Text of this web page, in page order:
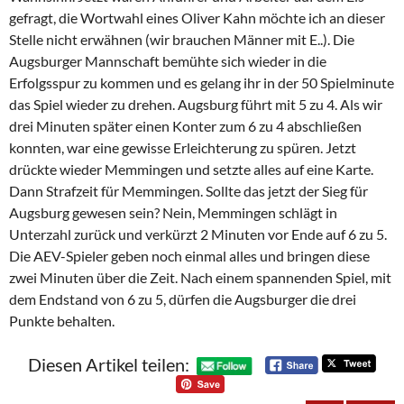
gefragt, die Wortwahl eines Oliver Kahn möchte ich an dieser
Stelle nicht erwähnen (wir brauchen Männer mit E..). Die
Augsburger Mannschaft bemühte sich wieder in die
Erfolgsspur zu kommen und es gelang ihr in der 50 Spielminute
das Spiel wieder zu drehen. Augsburg führt mit 5 zu 4. Als wir
drei Minuten später einen Konter zum 6 zu 4 abschließen
konnten, war eine gewisse Erleichterung zu spüren. Jetzt
drückte wieder Memmingen und setzte alles auf eine Karte.
Dann Strafzeit für Memmingen. Sollte das jetzt der Sieg für
Augsburg gewesen sein? Nein, Memmingen schlägt in
Unterzahl zurück und verkürzt 2 Minuten vor Ende auf 6 zu 5.
Die AEV-Spieler geben noch einmal alles und bringen diese
zwei Minuten über die Zeit. Nach einem spannenden Spiel, mit
dem Endstand von 6 zu 5, dürfen die Augsburger die drei
Punkte behalten.
Diesen Artikel teilen: